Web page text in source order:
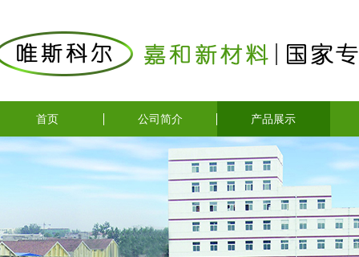
首页 公司简介 产品展示